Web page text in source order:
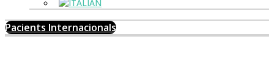
Pacients Internacionals